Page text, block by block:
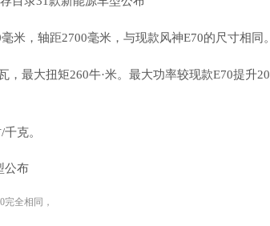
米，轴距2700毫米，与现款风神E70的尺寸相同。
最大扭矩260牛·米。最大功率较现款E70提升20
克。
全相同，